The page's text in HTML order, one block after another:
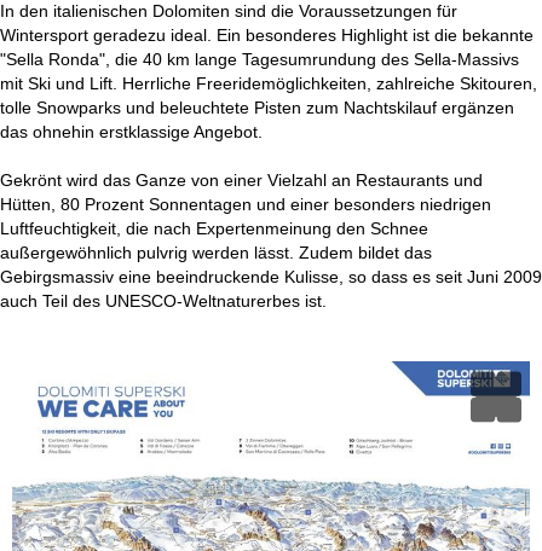
In den italienischen Dolomiten sind die Voraussetzungen für
Wintersport geradezu ideal. Ein besonderes Highlight ist die bekannte
"Sella Ronda", die 40 km lange Tagesumrundung des Sella-Massivs
mit Ski und Lift. Herrliche Freeridemöglichkeiten, zahlreiche Skitouren,
tolle Snowparks und beleuchtete Pisten zum Nachtskilauf ergänzen
das ohnehin erstklassige Angebot.
Gekrönt wird das Ganze von einer Vielzahl an Restaurants und
Hütten, 80 Prozent Sonnentagen und einer besonders niedrigen
Luftfeuchtigkeit, die nach Expertenmeinung den Schnee
außergewöhnlich pulvrig werden lässt. Zudem bildet das
Gebirgsmassiv eine beeindruckende Kulisse, so dass es seit Juni 2009
auch Teil des UNESCO-Weltnaturerbes ist.